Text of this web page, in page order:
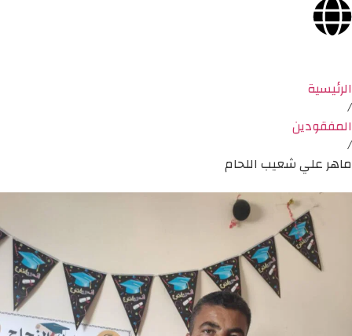
الرئيسية
/
المفقودين
/
ماهر علي شعيب اللحام